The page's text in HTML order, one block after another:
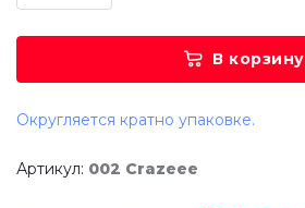
В корзину
Округляется кратно упаковке.
Артикул: 002 Crazeee